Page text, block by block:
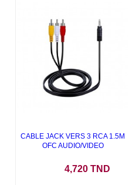
CABLE JACK VERS 3 RCA 1.5M
OFC AUDIO/VIDEO
4,720 TND